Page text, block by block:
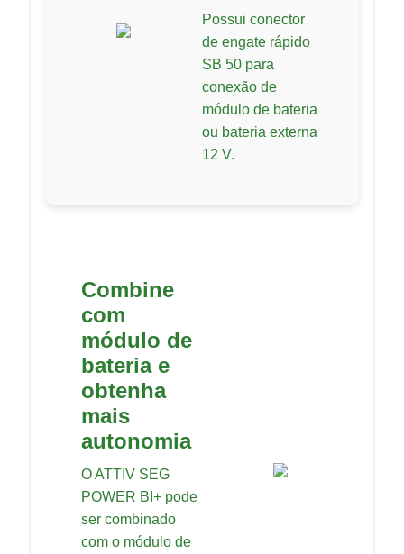
Possui conector
de engate rápido
SB 50 para
conexão de
módulo de bateria
ou bateria externa
12 V.
Combine
com
módulo de
bateria e
obtenha
mais
autonomia
O ATTIV SEG
POWER BI+ pode
ser combinado
com o módulo de